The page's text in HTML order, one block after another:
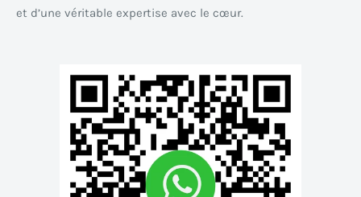
et d’une véritable expertise avec le cœur.